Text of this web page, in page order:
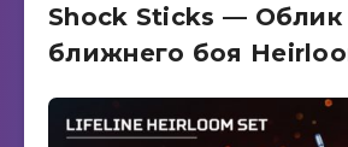
Shock Sticks —
ближнего боя